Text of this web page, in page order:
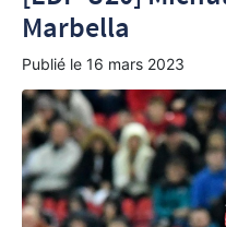
Marbella
Publié le 16 mars 2023